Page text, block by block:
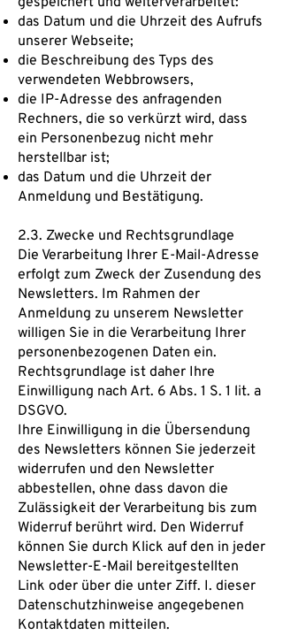
das Datum und die Uhrzeit des Aufrufs
unserer Webseite;
die Beschreibung des Typs des
verwendeten Webbrowsers,
die IP-Adresse des anfragenden
Rechners, die so verkürzt wird, dass
ein Personenbezug nicht mehr
herstellbar ist;
das Datum und die Uhrzeit der
Anmeldung und Bestätigung.
2.3. Zwecke und Rechtsgrundlage
Die Verarbeitung Ihrer E-Mail-Adresse
erfolgt zum Zweck der Zusendung des
Newsletters. Im Rahmen der
Anmeldung zu unserem Newsletter
willigen Sie in die Verarbeitung Ihrer
personenbezogenen Daten ein.
Rechtsgrundlage ist daher Ihre
Einwilligung nach Art. 6 Abs. 1 S. 1 lit. a
DSGVO.
Ihre Einwilligung in die Übersendung
des Newsletters können Sie jederzeit
widerrufen und den Newsletter
abbestellen, ohne dass davon die
Zulässigkeit der Verarbeitung bis zum
Widerruf berührt wird. Den Widerruf
können Sie durch Klick auf den in jeder
Newsletter-E-Mail bereitgestellten
Link oder über die unter Ziff. I. dieser
Datenschutzhinweise angegebenen
Kontaktdaten mitteilen.